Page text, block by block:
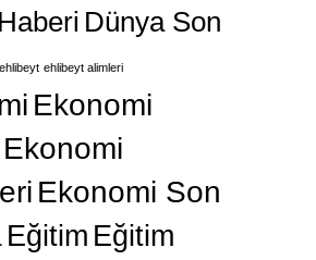
Dünya Son
ehlibeyt ehlibeyt alimleri
Ekonomi
Ekonomi
Ekonomi Son
Eğitim Eğitim